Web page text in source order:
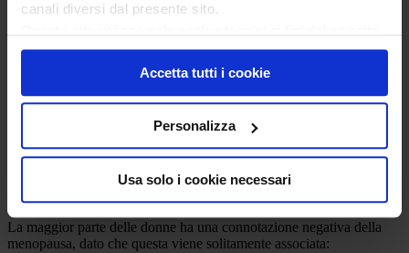
canali diversi dal presente sito.
funzionamento delle pagine di questo sito, migliorarne la
sicurezza e condurre ricerche e analisi a carattere
aggregato per migliorarne il contenuto.
Accetta tutti i cookie
Personalizza
Usa solo i cookie necessari
ansia
autostima
nuove paure
umore basso2
Lo stigma dell’invecchiamento
La maggior parte delle donne ha una connotazione negativa della
menopausa, dato che questa viene solitamente associata: